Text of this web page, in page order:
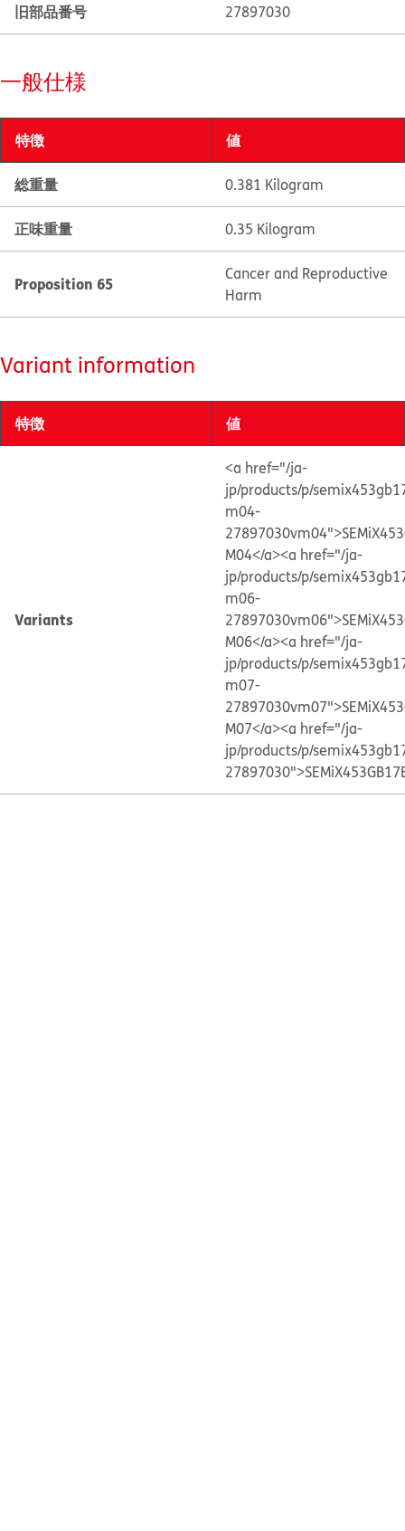
旧部品番号 27897030
一般仕様
特徴 値
総重量 0.381 Kilogram
正味重量 0.35 Kilogram
Proposition 65
Cancer and Reproductive
Harm
Variant information
特徴 値
Variants
<a href="/ja-
jp/products/p/
m04-
M04</a><a href="/ja-
jp/products/p/
m06-
M06</a><a href="/ja-
jp/products/p/
m07-
M07</a><a href="/ja-
jp/products/p/